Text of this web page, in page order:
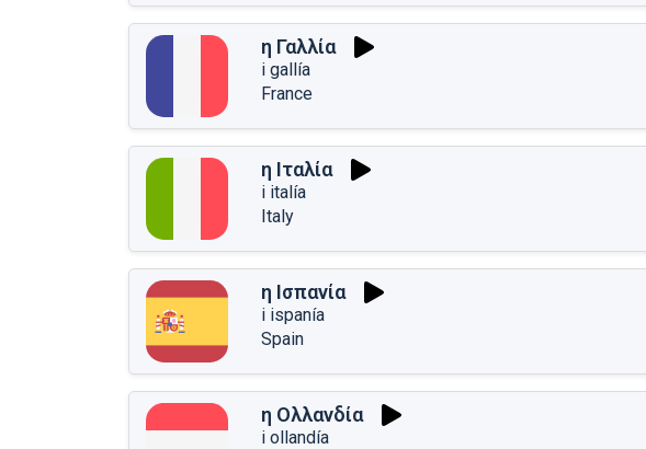
η Γαλλία
i gallía
France
η Ιταλία
i italía
Italy
η Ισπανία
i ispanía
Spain
η Ολλανδία
i ollandía